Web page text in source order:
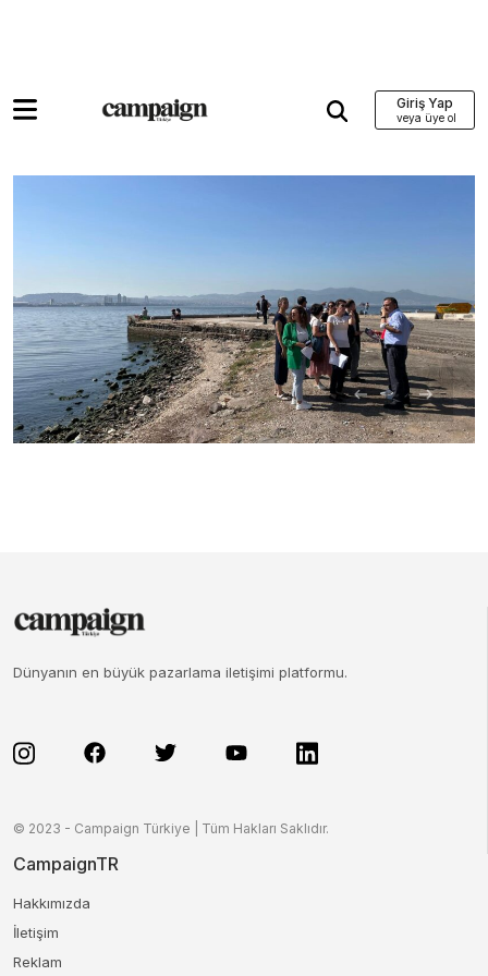
Giriş Yap
Dünyanın en büyük pazarlama iletişimi platformu.
© 2023 - Campaign Türkiye | Tüm Hakları Saklıdır.
CampaignTR
Hakkımızda
İletişim
Reklam